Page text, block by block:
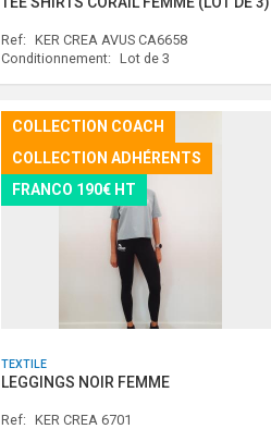
Ref: KER CREA AVUS CA6658
Conditionnement: Lot de 3
COLLECTION COACH
COLLECTION ADHÉRENTS
FRANCO 190€ HT
TEXTILE
LEGGINGS NOIR FEMME
Ref: KER CREA 6701